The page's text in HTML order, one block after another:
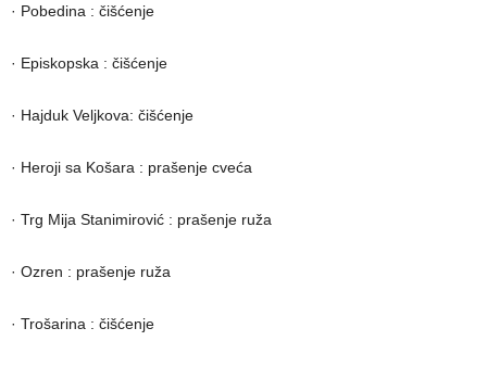
· Pobedina : čišćenje
· Episkopska : čišćenje
· Hajduk Veljkova: čišćenje
· Heroji sa Košara : prašenje cveća
· Trg Mija Stanimirović : prašenje ruža
· Ozren : prašenje ruža
· Trošarina : čišćenje